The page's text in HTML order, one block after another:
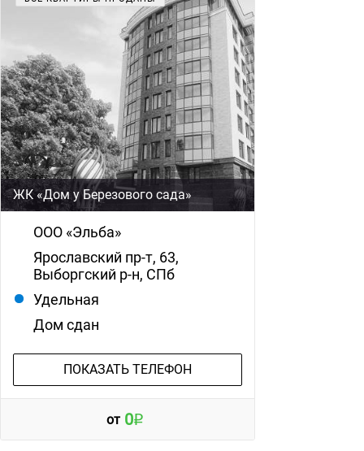
ЖК «Дом у Березового сада»
ООО «Эльба»
Ярославский пр-т, 63,
Выборгский р-н, СПб
Удельная
Дом сдан
ПОКАЗАТЬ ТЕЛЕФОН
от 0